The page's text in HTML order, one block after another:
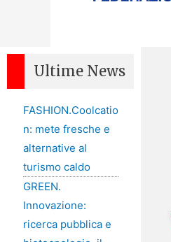
Ultime News
FASHION.Coolcatio
n: mete fresche e
alternative al
turismo caldo
GREEN.
Innovazione:
ricerca pubblica e